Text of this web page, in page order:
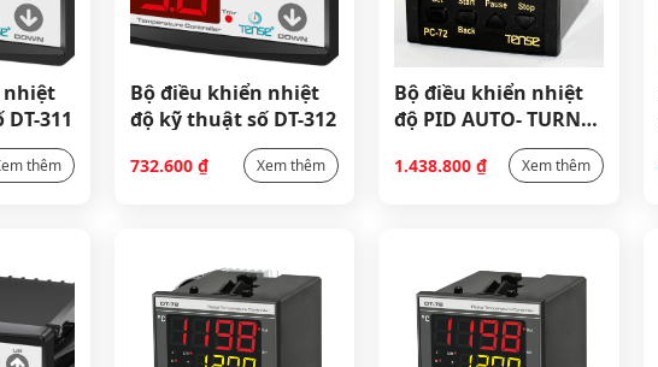
nhiệt
311
thêm
Bộ điều khiển nhiệt
độ kỹ thuật số DT-312
732.600 ₫ Xem thêm
Bộ điều khiển nhiệt
độ PID AUTO- TURN
1.438.800₫ Xem thêm